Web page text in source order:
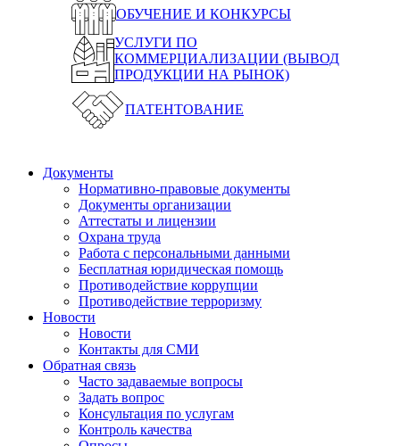
ОБУЧЕНИЕ И КОНКУРСЫ
УСЛУГИ ПО
КОММЕРЦИАЛИЗАЦИИ (ВЫВОД
ПРОДУКЦИИ НА РЫНОК)
ПАТЕНТОВАНИЕ
Документы
Нормативно-правовые документы
Документы организации
Аттестаты и лицензии
Охрана труда
Работа с персональными данными
Бесплатная юридическая помощь
Противодействие коррупции
Противодействие терроризму
Новости
Новости
Контакты для СМИ
Обратная связь
Часто задаваемые вопросы
Задать вопрос
Консультация по услугам
Контроль качества